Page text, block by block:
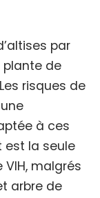
par
plante de
risques de
à ces
est la seule
malgrés
arbre de